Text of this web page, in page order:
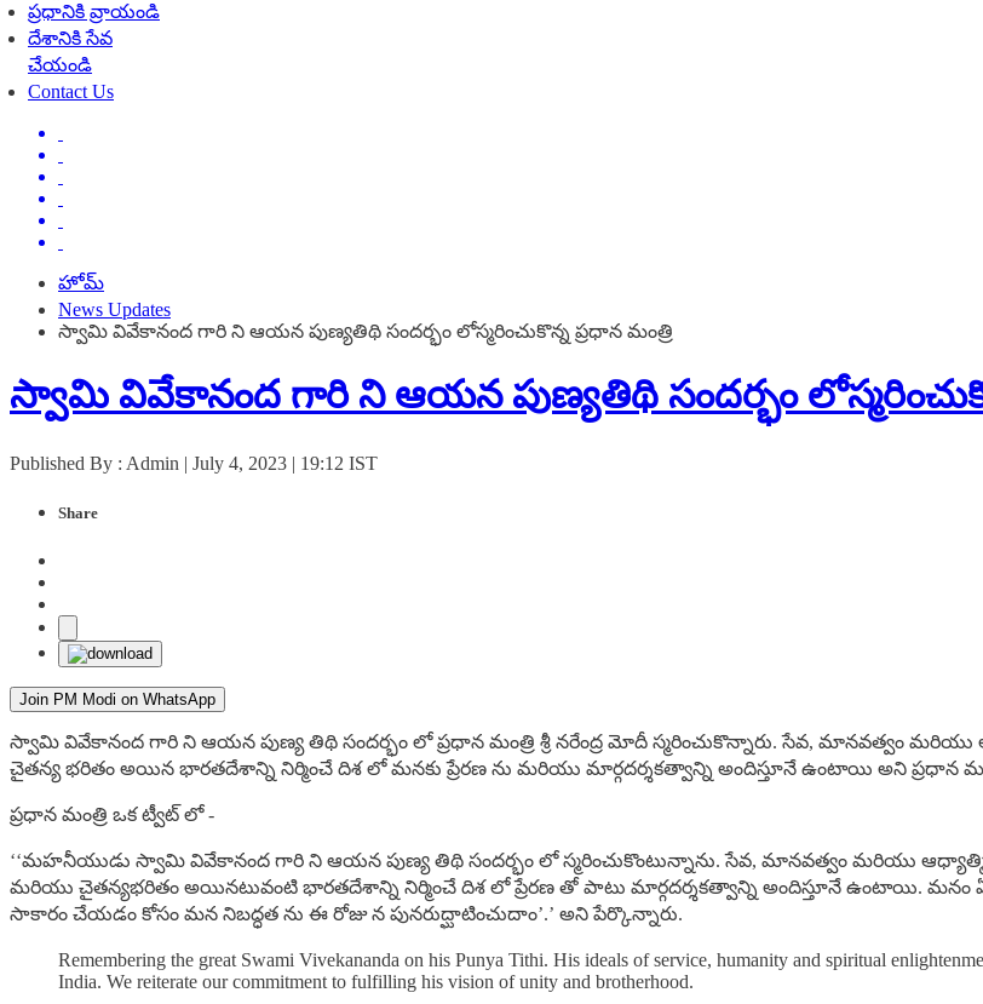
ప్రధానికి వ్రాయండి
దేశానికి సేవ
చేయండి
Contact Us
హోమ్
News Updates
స్వామి వివేకానంద గారి ని ఆయన పుణ్యతిథి సందర్భం లోస్మరించుకొన్న ప్రధాన మంత్రి
స్వామి వివేకానంద గారి ని ఆయన పుణ్యతిథి సందర్భం
Published By : Admin | July 4, 2023 | 19:12 IST
Share
Join PM Modi on WhatsApp
స్వామి వివేకానంద గారి ని ఆయన పుణ్య తిథి సందర్భం లో ప్రధాన మంత్రి శ్రీ నరేంద్ర మోదీ స్మరించుకొన్నారు. సేవ, మానవత్వం
చైతన్య భరితం అయిన భారతదేశాన్ని నిర్మించే దిశ లో మనకు ప్రేరణ ను మరియు మార్గదర్శకత్వాన్ని అందిస్తూనే ఉంటాయి అని ప్రధాన
ప్రధాన మంత్రి ఒక ట్వీట్ లో -
‘‘మహనీయుడు స్వామి వివేకానంద గారి ని ఆయన పుణ్య తిథి సందర్భం లో స్మరించుకొంటున్నాను. సేవ, మానవత్వం మరియు
మరియు చైతన్యభరితం అయినటువంటి భారతదేశాన్ని నిర్మించే దిశ లో ప్రేరణ తో పాటు మార్గదర్శకత్వాన్ని అందిస్తూనే ఉంటాయి.
సాకారం చేయడం కోసం మన నిబద్ధత ను ఈ రోజు న పునరుద్ఘాటించుదాం’.’ అని పేర్కొన్నారు.
Remembering the great Swami Vivekananda on his Punya Tithi. His ideals of service, humanity and spiritual
India. We reiterate our commitment to fulfilling his vision of unity and brotherhood.